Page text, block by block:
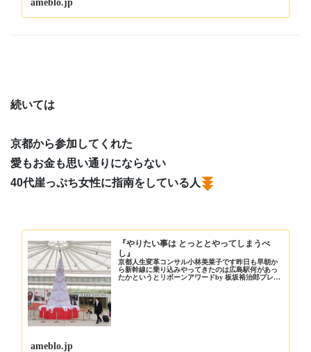
ameblo.jp
続いては
京都から参加してくれた
愛もお金も思い通りにならない
40代崖っぷち女性に指南をしている人
『やりたい事は とっととやってしまうべ
し』
京都人生変革コンサル小林美菜子です昨日も早朝か
ら新幹線に乗り込みやってきたのは広島駅何があっ
たかというとリボーンアワードby 板坂裕治郎プレゼ
ameblo.jp